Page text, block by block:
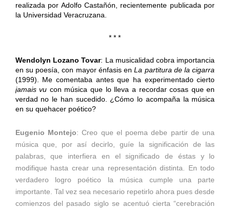
realizada por Adolfo Castañón, recientemente publicada por
la Universidad Veracruzana.
* * *
Wendolyn Lozano Tovar: La musicalidad cobra importancia
en su poesía, con mayor énfasis enLa partitura de la cigarra
(1999). Me comentaba antes que ha experimentado cierto
jamais vu con música que lo lleva a recordar cosas que en
verdad no le han sucedido. ¿Cómo lo acompaña la música
en su quehacer poético?
Eugenio Montejo: Creo que el poema debe partir de una
música que, por así decirlo, guíe la significación de las
palabras, que interfiera en el significado de éstas y lo
modifique hasta crear una representación distinta. En todo
verdadero logro poético la música cumple una parte
importante. Tal vez sea necesario repetirlo ahora pues desde
comienzos del pasado siglo se acentuó cierta “cerebración